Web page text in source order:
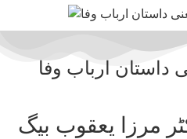
داستان ارباب وفا
مرزا یعقوب بیگ